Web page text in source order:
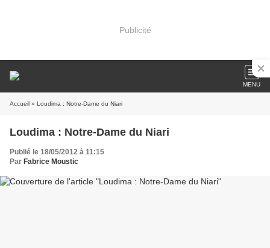
Publicité
MENU
Accueil » Loudima : Notre-Dame du Niari
Loudima : Notre-Dame du Niari
Publié le 18/05/2012 à 11:15
Par Fabrice Moustic